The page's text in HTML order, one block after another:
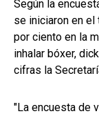
Según la
se iniciaron en el
por ciento en la
inhalar bóxer,
cifras la
"La encuesta de